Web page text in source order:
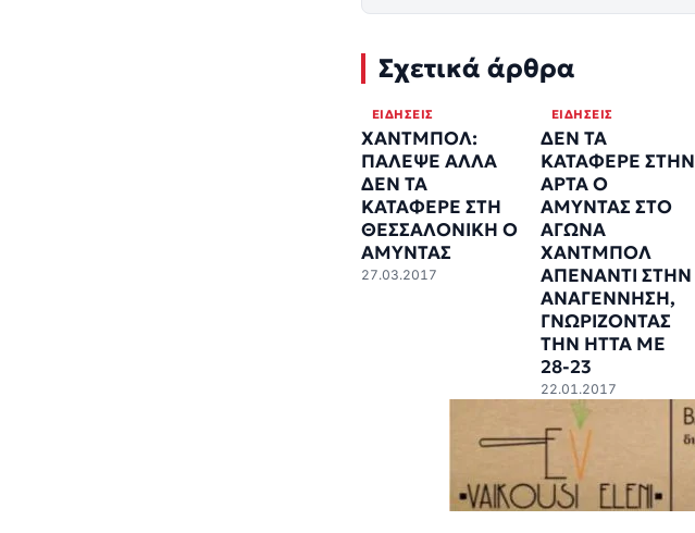
Σχετικά άρθρα
ΕΙΔΉΣΕΙΣ
ΧΑΝΤΜΠΟΛ:
ΠΑΛΕΨΕ ΑΛΛΑ
ΔΕΝ ΤΑ
ΚΑΤΑΦΕΡΕ ΣΤΗ
ΘΕΣΣΑΛΟΝΙΚΗ Ο
ΑΜΥΝΤΑΣ
27.03.2017
ΕΙΔΉΣΕΙΣ
ΔΕΝ ΤΑ
ΚΑΤΑΦΕΡΕ ΣΤΗΝ
AΡΤΑ Ο
ΑΜΥΝΤΑΣ ΣΤΟ
ΑΓΩΝΑ
ΧΑΝΤΜΠΟΛ
ΑΠΕΝΑΝΤΙ ΣΤΗΝ
ΑΝΑΓΕΝΝΗΣΗ,
ΓΝΩΡΙΖΟΝΤΑΣ
ΤΗΝ ΗΤΤΑ ΜΕ
28-23
22.01.2017